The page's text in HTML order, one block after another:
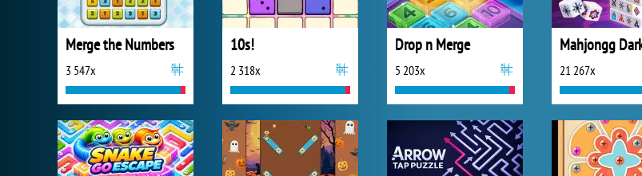
Merge the Numbers
3 547x
10s!
2 318x
Drop n Merge
5 203x 21 267x